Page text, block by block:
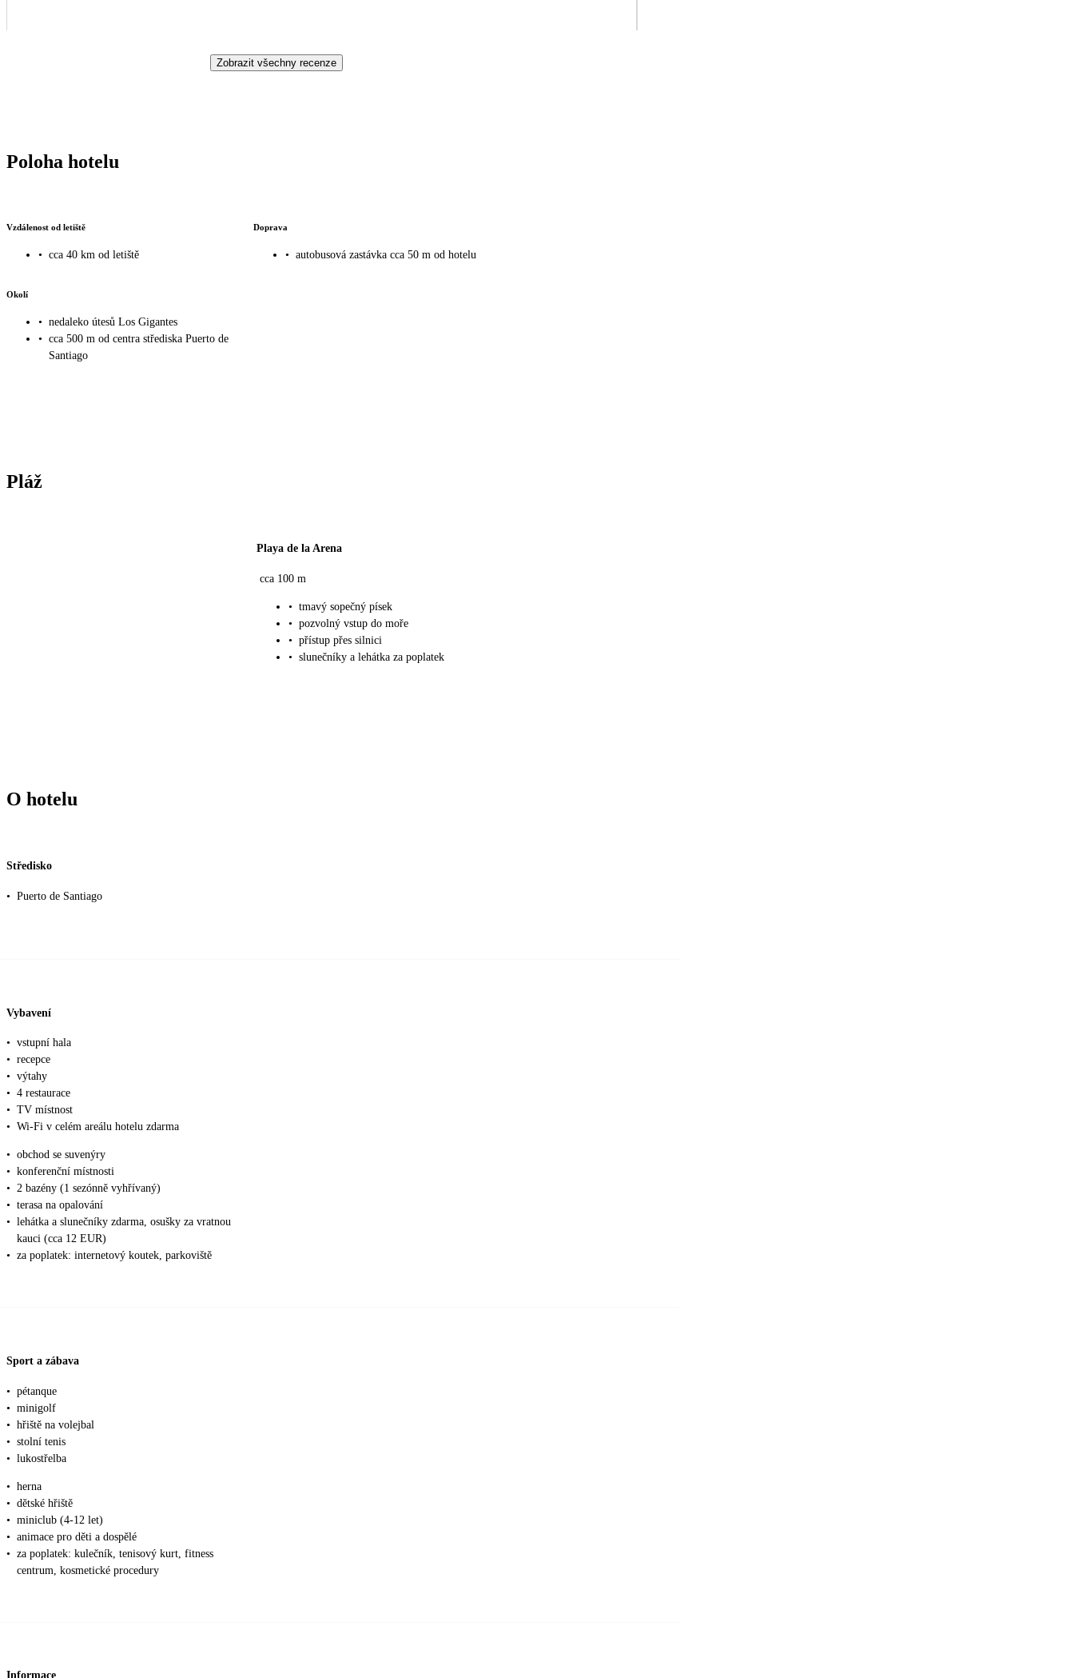
Zobrazit všechny recenze
Poloha hotelu
Vzdálenost od letiště
• cca 40 km od letiště
Doprava
• autobusová zastávka cca 50 m od hotelu
Okolí
• nedaleko útesů Los Gigantes
• cca 500 m od centra střediska Puerto de
Santiago
Pláž
Playa de la Arena
cca 100 m
• tmavý sopečný písek
• pozvolný vstup do moře
• přístup přes silnici
• slunečníky a lehátka za poplatek
O hotelu
Středisko
• Puerto de Santiago
Vybavení
• vstupní hala
• recepce
• výtahy
• 4 restaurace
• TV místnost
• Wi-Fi v celém areálu hotelu zdarma
• obchod se suvenýry
• konferenční místnosti
• 2 bazény (1 sezónně vyhřívaný)
• terasa na opalování
• lehátka a slunečníky zdarma, osušky za vratnou
kauci (cca 12 EUR)
• za poplatek: internetový koutek, parkoviště
Sport a zábava
• pétanque
• minigolf
• hřiště na volejbal
• stolní tenis
• lukostřelba
• herna
• dětské hřiště
• miniclub (4-12 let)
• animace pro děti a dospělé
• za poplatek: kulečník, tenisový kurt, fitness
centrum, kosmetické procedury
Informace